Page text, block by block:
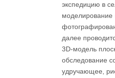
экспедицию в
моделирование
далее
3D-модель
обследование
удручающее,